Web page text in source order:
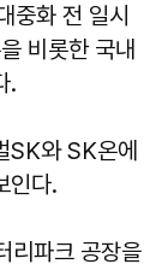
중화 전 일시
비롯한 국내
.
SK와 SK온에
인다.
리파크 공장을